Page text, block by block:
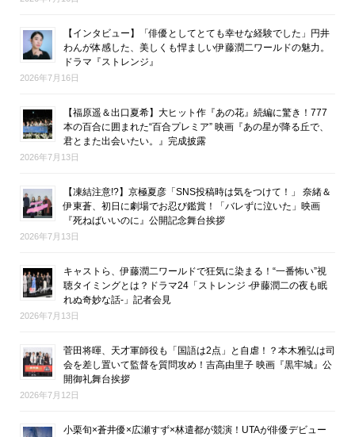
【インタビュー】「俳優としてとても幸せな経験でした」円井
わんが体感した、美しくも悍ましい伊藤潤二ワールドの魅力。
ドラマ『ストレンジ』
2026年7月16日
【福原遥＆出口夏希】大ヒット作『あの花』続編に驚き！777
本の百合に囲まれた“百合プレミア” 映画『あの星が降る丘で、
君とまた出会いたい。』完成披露
2026年7月13日
【凍結注意!?】京極夏彦「SNS投稿時は気をつけて！」 奈緒＆
伊東蒼、初日に劇場でお忍び鑑賞！「バレずに泣いた」映画
『死ねばいいのに』公開記念舞台挨拶
2026年7月13日
キャストら、伊藤潤二ワールドで狂気に染まる！“一番怖い”視
聴タイミングとは？ドラマ24「ストレンジ -伊藤潤二の夜も眠
れぬ奇妙な話-」記者会見
2026年7月13日
菅田将暉、天才軍師役も「国語は2点」と自虐！？本木雅弘は司
会を差し置いて監督を質問攻め！吉高由里子 映画『黒牢城』公
開御礼舞台挨拶
2026年7月12日
小栗旬×蒼井優×広瀬すず×林遣都が競演！UTAが俳優デビュー